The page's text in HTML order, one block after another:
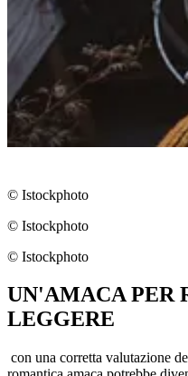
© Istockphoto
© Istockphoto
© Istockphoto
UN'AMACA PER
LEGGERE
con una corretta valutazione